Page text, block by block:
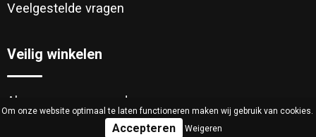
Veelgestelde vragen
Veilig winkelen
Algemene voorwaarden
Om onze website optimaal te laten functioneren maken wij gebruik van cookies.
Weigeren